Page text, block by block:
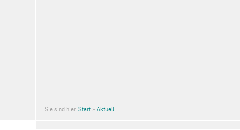
Sie sind hier: Start » Aktuell